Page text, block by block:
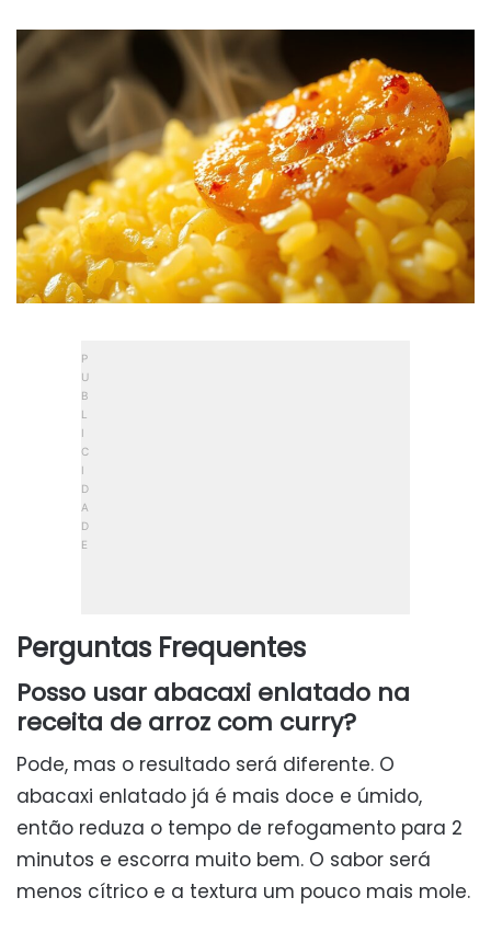
Perguntas Frequentes
Posso usar abacaxi enlatado na
receita de arroz com curry?
Pode, mas o resultado será diferente. O
abacaxi enlatado já é mais doce e úmido,
então reduza o tempo de refogamento para 2
minutos e escorra muito bem. O sabor será
menos cítrico e a textura um pouco mais mole.